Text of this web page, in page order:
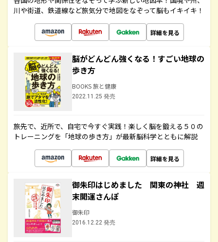
川や街道、鉄道線など旅気分で地図をなぞって脳もイキイキ！
詳細を見る
脳がどんどん強くなる！すごい地球の
歩き方
BOOKS 旅と健康
2022.11.25 発売
旅先で、近所で、自宅で今すぐ実践！楽しく脳を鍛える５０の
トレーニングを「地球の歩き方」が最新脳科学とともに解説
詳細を見る
御朱印はじめました 関東の神社 週
末開運さんぽ
御朱印
2016.12.22 発売